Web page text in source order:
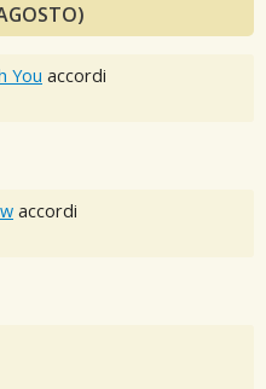
You accordi
accordi